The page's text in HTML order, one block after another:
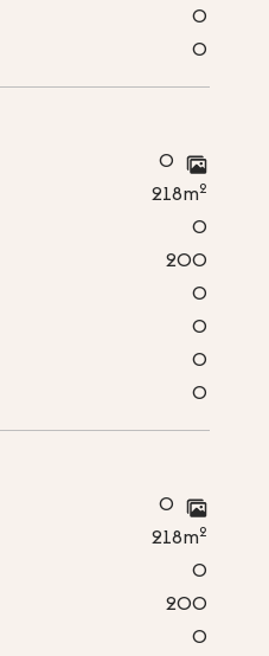
0
0
0
218m2
0
200
0
0
0
0
0
218m2
0
200
0